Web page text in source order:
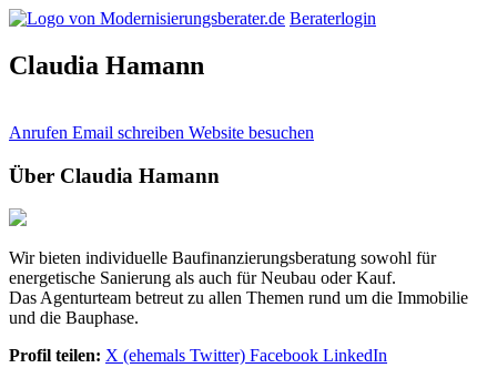
Beraterlogin
Claudia Hamann
Anrufen Email schreiben Website besuchen
Über Claudia Hamann
Wir bieten individuelle Baufinanzierungsberatung sowohl für
energetische Sanierung als auch für Neubau oder Kauf.
Das Agenturteam betreut zu allen Themen rund um die Immobilie
und die Bauphase.
Profil teilen: X (ehemals Twitter) Facebook LinkedIn